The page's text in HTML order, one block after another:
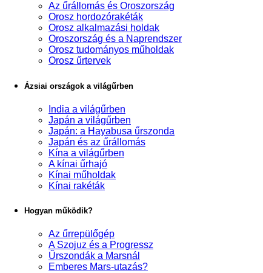
Az űrállomás és Oroszország
Orosz hordozórakéták
Orosz alkalmazási holdak
Oroszország és a Naprendszer
Orosz tudományos műholdak
Orosz űrtervek
Ázsiai országok a világűrben
India a világűrben
Japán a világűrben
Japán: a Hayabusa űrszonda
Japán és az űrállomás
Kína a világűrben
A kínai űrhajó
Kínai műholdak
Kínai rakéták
Hogyan működik?
Az űrrepülőgép
A Szojuz és a Progressz
Űrszondák a Marsnál
Emberes Mars-utazás?